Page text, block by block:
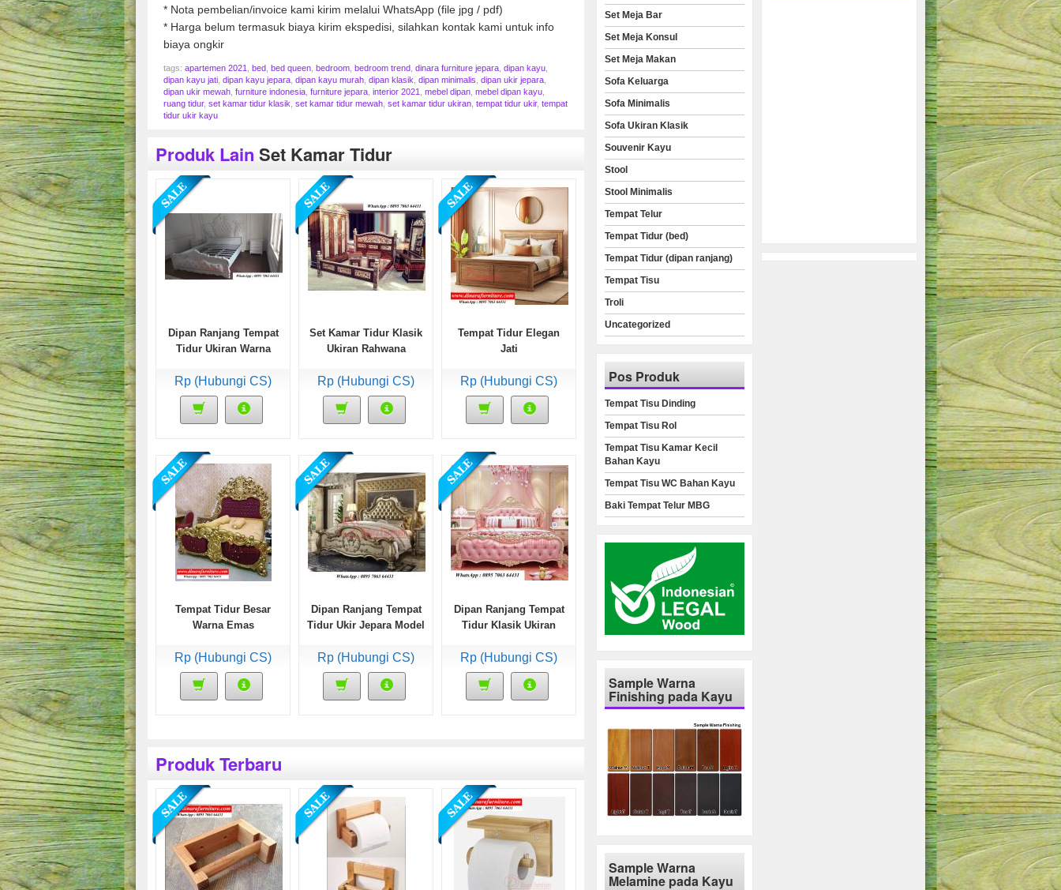
* Nota pembelian/invoice kami kirim melalui WhatsApp (file jpg / pdf)
* Harga belum termasuk biaya kirim ekspedisi, silahkan kontak kami untuk info
biaya ongkir
tags: apartemen 2021 bed bed queen bedroom bedroom trend dinara furniture jepara dipan kayu
dipan kayu jati dipan kayu jepara dipan kayu murah dipan klasik dipan minimalis dipan ukir jepara
dipan ukir mewah furniture indonesia furniture jepara interior 2021 mebel dipan mebel dipan kayu
ruang tidur, set kamar tidur klasik set kamar tidur mewah set kamar tidur ukiran tempat tidur ukir, tempat
tidur ukir kayu
Produk Lain Set Kamar Tidur
Dipan Ranjang Tempat
Tidur Ukiran Warna
Rp (Hubungi CS)
Set Kamar Tidur Klasik
Ukiran Rahwana
Rp (Hubungi CS)
Tempat Tidur Elegan
Jati
Rp (Hubungi CS)
Tempat Tidur Besar
Warna Emas
Rp (Hubungi CS)
Dipan Ranjang Tempat
Tidur Ukir Jepara Model
Rp (Hubungi CS)
Dipan Ranjang Tempat
Tidur Klasik Ukiran
Rp (Hubungi CS)
Produk Terbaru
Set Meja Bar
Set Meja Konsul
Set Meja Makan
Sofa Keluarga
Sofa Minimalis
Sofa Ukiran Klasik
Souvenir Kayu
Stool
Stool Minimalis
Tempat Telur
Tempat Tidur (bed)
Tempat Tidur (dipan ranjang)
Tempat Tisu
Troli
Uncategorized
Pos Produk
Tempat Tisu Dinding
Tempat Tisu Rol
Tempat Tisu Kamar Kecil
Bahan Kayu
Tempat Tisu WC Bahan Kayu
Baki Tempat Telur MBG
Sample Warna
Finishing pada Kayu
Sample Warna
Melamine pada Kayu